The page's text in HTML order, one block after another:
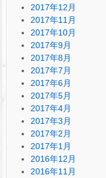
2017年12月
2017年11月
2017年10月
2017年9月
2017年8月
2017年7月
2017年6月
2017年5月
2017年4月
2017年3月
2017年2月
2017年1月
2016年12月
2016年11月